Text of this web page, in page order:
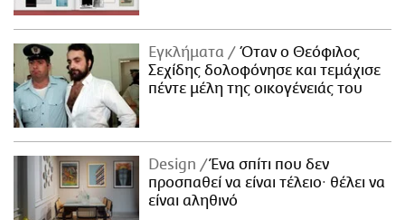
Εγκλήματα
Όταν ο Θεόφιλος
Σεχίδης δολοφόνησε και τεμάχισε
πέντε μέλη της οικογένειάς του
Design
Ένα σπίτι που δεν
προσπαθεί να είναι τέλειο· θέλει να
είναι αληθινό